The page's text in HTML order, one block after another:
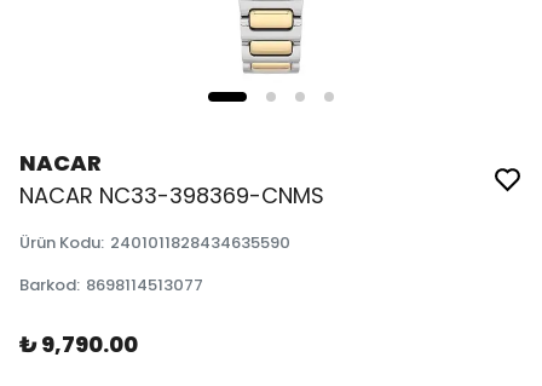
NACAR
NACAR NC33-398369-CNMS
Ürün Kodu: 2401011828434635590
Barkod: 8698114513077
₺ 9,790.00